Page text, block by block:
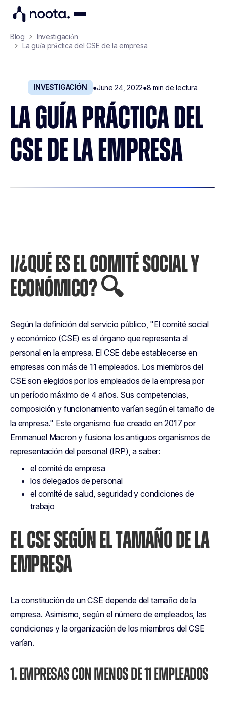
Blog
Investigación
La guía práctica del CSE de la empresa
INVESTIGACIÓN ●June 24, 2022●8 min de lectura
LA GUÍA PRÁCTICA DEL
CSE DE LA EMPRESA
I/¿QUÉ ES EL COMITÉ SOCIAL Y
ECONÓMICO? 🔍
Según la definición del servicio público, "El comité social
y económico (CSE) es el órgano que representa al
personal en la empresa. El CSE debe establecerse en
empresas con más de 11 empleados. Los miembros del
CSE son elegidos por los empleados de la empresa por
un período máximo de 4 años. Sus competencias,
composición y funcionamiento varían según el tamaño de
la empresa." Este organismo fue creado en 2017 por
Emmanuel Macron y fusiona los antiguos organismos de
representación del personal (IRP), a saber:
el comité de empresa
los delegados de personal
el comité de salud, seguridad y condiciones de
trabajo
EL CSE SEGÚN EL TAMAÑO DE LA
EMPRESA
La constitución de un CSE depende del tamaño de la
empresa. Asimismo, según el número de empleados, las
condiciones y la organización de los miembros del CSE
varían.
1. EMPRESAS CON MENOS DE 11 EMPLEADOS